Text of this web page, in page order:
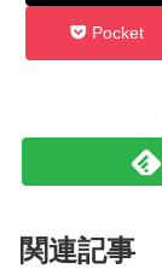
Pocket
関連記事